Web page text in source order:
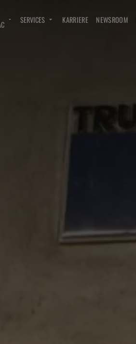
SERVICES KARRIERE NEWSROOM